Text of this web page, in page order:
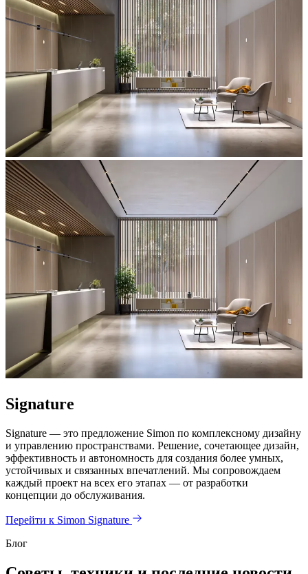
Signature
Signature — это предложение Simon по комплексному дизайну
и управлению пространствами. Решение, сочетающее дизайн,
эффективность и автономность для создания более умных,
устойчивых и связанных впечатлений. Мы сопровождаем
каждый проект на всех его этапах — от разработки
концепции до обслуживания.
Перейти к Simon Signature
Блог